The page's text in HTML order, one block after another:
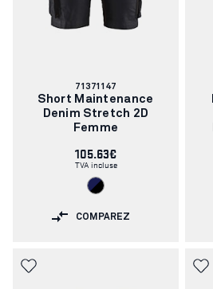
Numéro
d'article:
71371147
Short Maintenance
Denim Stretch 2D
Femme
105.63€
TVA incluse
COMPAREZ